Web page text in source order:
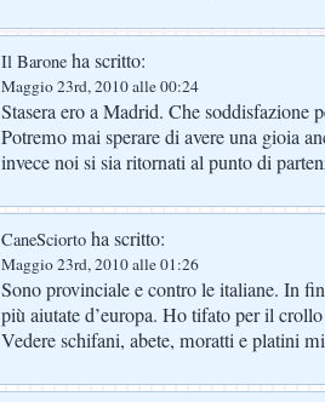
Il Barone ha scritto:
Maggio 23rd, 2010 alle 00:24
Stasera ero a Madrid. Che soddisfazione
Potremo mai sperare di avere una gioia
invece noi si sia ritornati al punto di
CaneSciorto ha scritto:
Maggio 23rd, 2010 alle 01:26
Sono provinciale e contro le italiane. In
più aiutate d’europa. Ho tifato per il
Vedere schifani, abete, moratti e platini